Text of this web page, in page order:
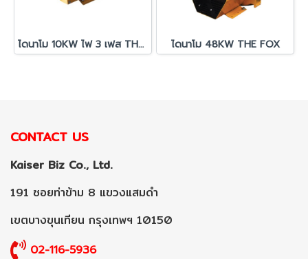
ไดนาโม 10KW ไฟ 3 เฟส THE FOX ไดนาโม 48KW THE FOX
CONTACT US
Kaiser Biz Co., Ltd.
191 ซอยท่าข้าม 8 แขวงแสมดำ
เขตบางขุนเทียน กรุงเทพฯ 10150
02-116-5936